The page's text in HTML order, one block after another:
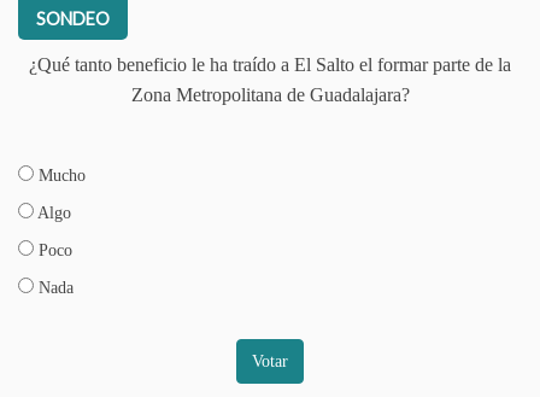
SONDEO
¿Qué tanto beneficio le ha traído a El Salto el formar parte de la
Zona Metropolitana de Guadalajara?
Mucho
Algo
Poco
Nada
Votar